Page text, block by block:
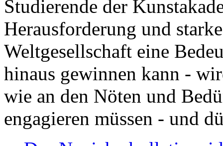
Studierende der
Herausforderung und
Weltgesellschaft eine
hinaus gewinnen kann -
wie an den Nöten und
engagieren müssen - und